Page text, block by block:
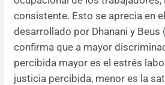
consistente. Esto se aprecia en
desarrollado por Dhanani y Beus
confirma que a mayor
percibida mayor es el estrés
justicia percibida, menor es la